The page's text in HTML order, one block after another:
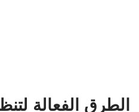
الطرق الفعالة